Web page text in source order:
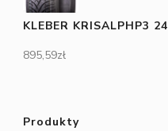
KLEBER KRISALPHP3
895,59zł
Produkty